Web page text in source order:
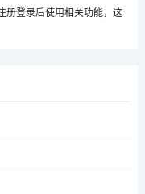
册登录后使用相关功能，这